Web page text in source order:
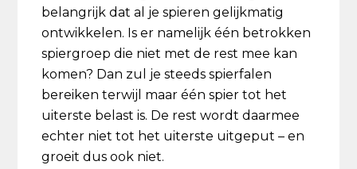
belangrijk dat al je spieren gelijkmatig
ontwikkelen. Is er namelijk één betrokken
spiergroep die niet met de rest mee kan
komen? Dan zul je steeds spierfalen
bereiken terwijl maar één spier tot het
uiterste belast is. De rest wordt daarmee
echter niet tot het uiterste uitgeput – en
groeit dus ook niet.